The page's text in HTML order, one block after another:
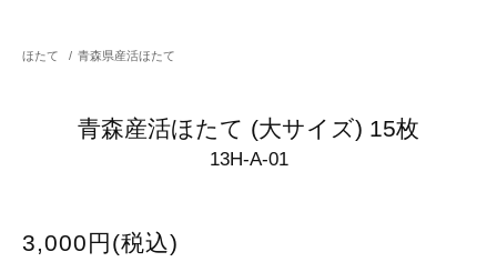
ほたて / 青森県産活ほたて
青森産活ほたて (大サイズ) 15枚
13H-A-01
3,000円(税込)